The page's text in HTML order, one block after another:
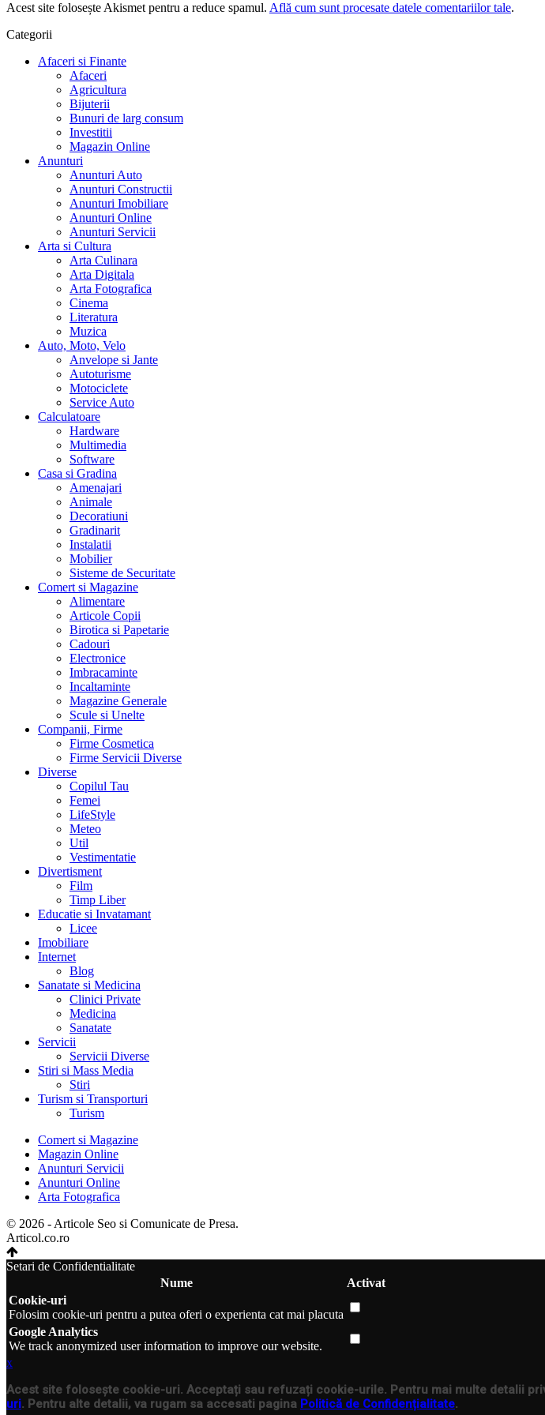
Acest site folosește Akismet pentru a reduce spamul. Află cum sunt procesate datele comentariilor tale.
Categorii
Afaceri si Finante
Afaceri
Agricultura
Bijuterii
Bunuri de larg consum
Investitii
Magazin Online
Anunturi
Anunturi Auto
Anunturi Constructii
Anunturi Imobiliare
Anunturi Online
Anunturi Servicii
Arta si Cultura
Arta Culinara
Arta Digitala
Arta Fotografica
Cinema
Literatura
Muzica
Auto, Moto, Velo
Anvelope si Jante
Autoturisme
Motociclete
Service Auto
Calculatoare
Hardware
Multimedia
Software
Casa si Gradina
Amenajari
Animale
Decoratiuni
Gradinarit
Instalatii
Mobilier
Sisteme de Securitate
Comert si Magazine
Alimentare
Articole Copii
Birotica si Papetarie
Cadouri
Electronice
Imbracaminte
Incaltaminte
Magazine Generale
Scule si Unelte
Companii, Firme
Firme Cosmetica
Firme Servicii Diverse
Diverse
Copilul Tau
Femei
LifeStyle
Meteo
Util
Vestimentatie
Divertisment
Film
Timp Liber
Educatie si Invatamant
Licee
Imobiliare
Internet
Blog
Sanatate si Medicina
Clinici Private
Medicina
Sanatate
Servicii
Servicii Diverse
Stiri si Mass Media
Stiri
Turism si Transporturi
Turism
Comert si Magazine
Magazin Online
Anunturi Servicii
Anunturi Online
Arta Fotografica
© 2026 - Articole Seo si Comunicate de Presa.
Articol.co.ro
Setari de Confidentialitate
Nume
Activat
Cookie-uri
Folosim cookie-uri pentru a putea oferi o experienta cat mai placuta
Google Analytics
We track anonymized user information to improve our website.
x
Acest site folosește cookie-uri. Acceptați sau refuzați cookie-urile. Pentru mai multe detalii
uri. Pentru alte detalii, va rugam sa accesati pagina Politică de Confidențialitate.